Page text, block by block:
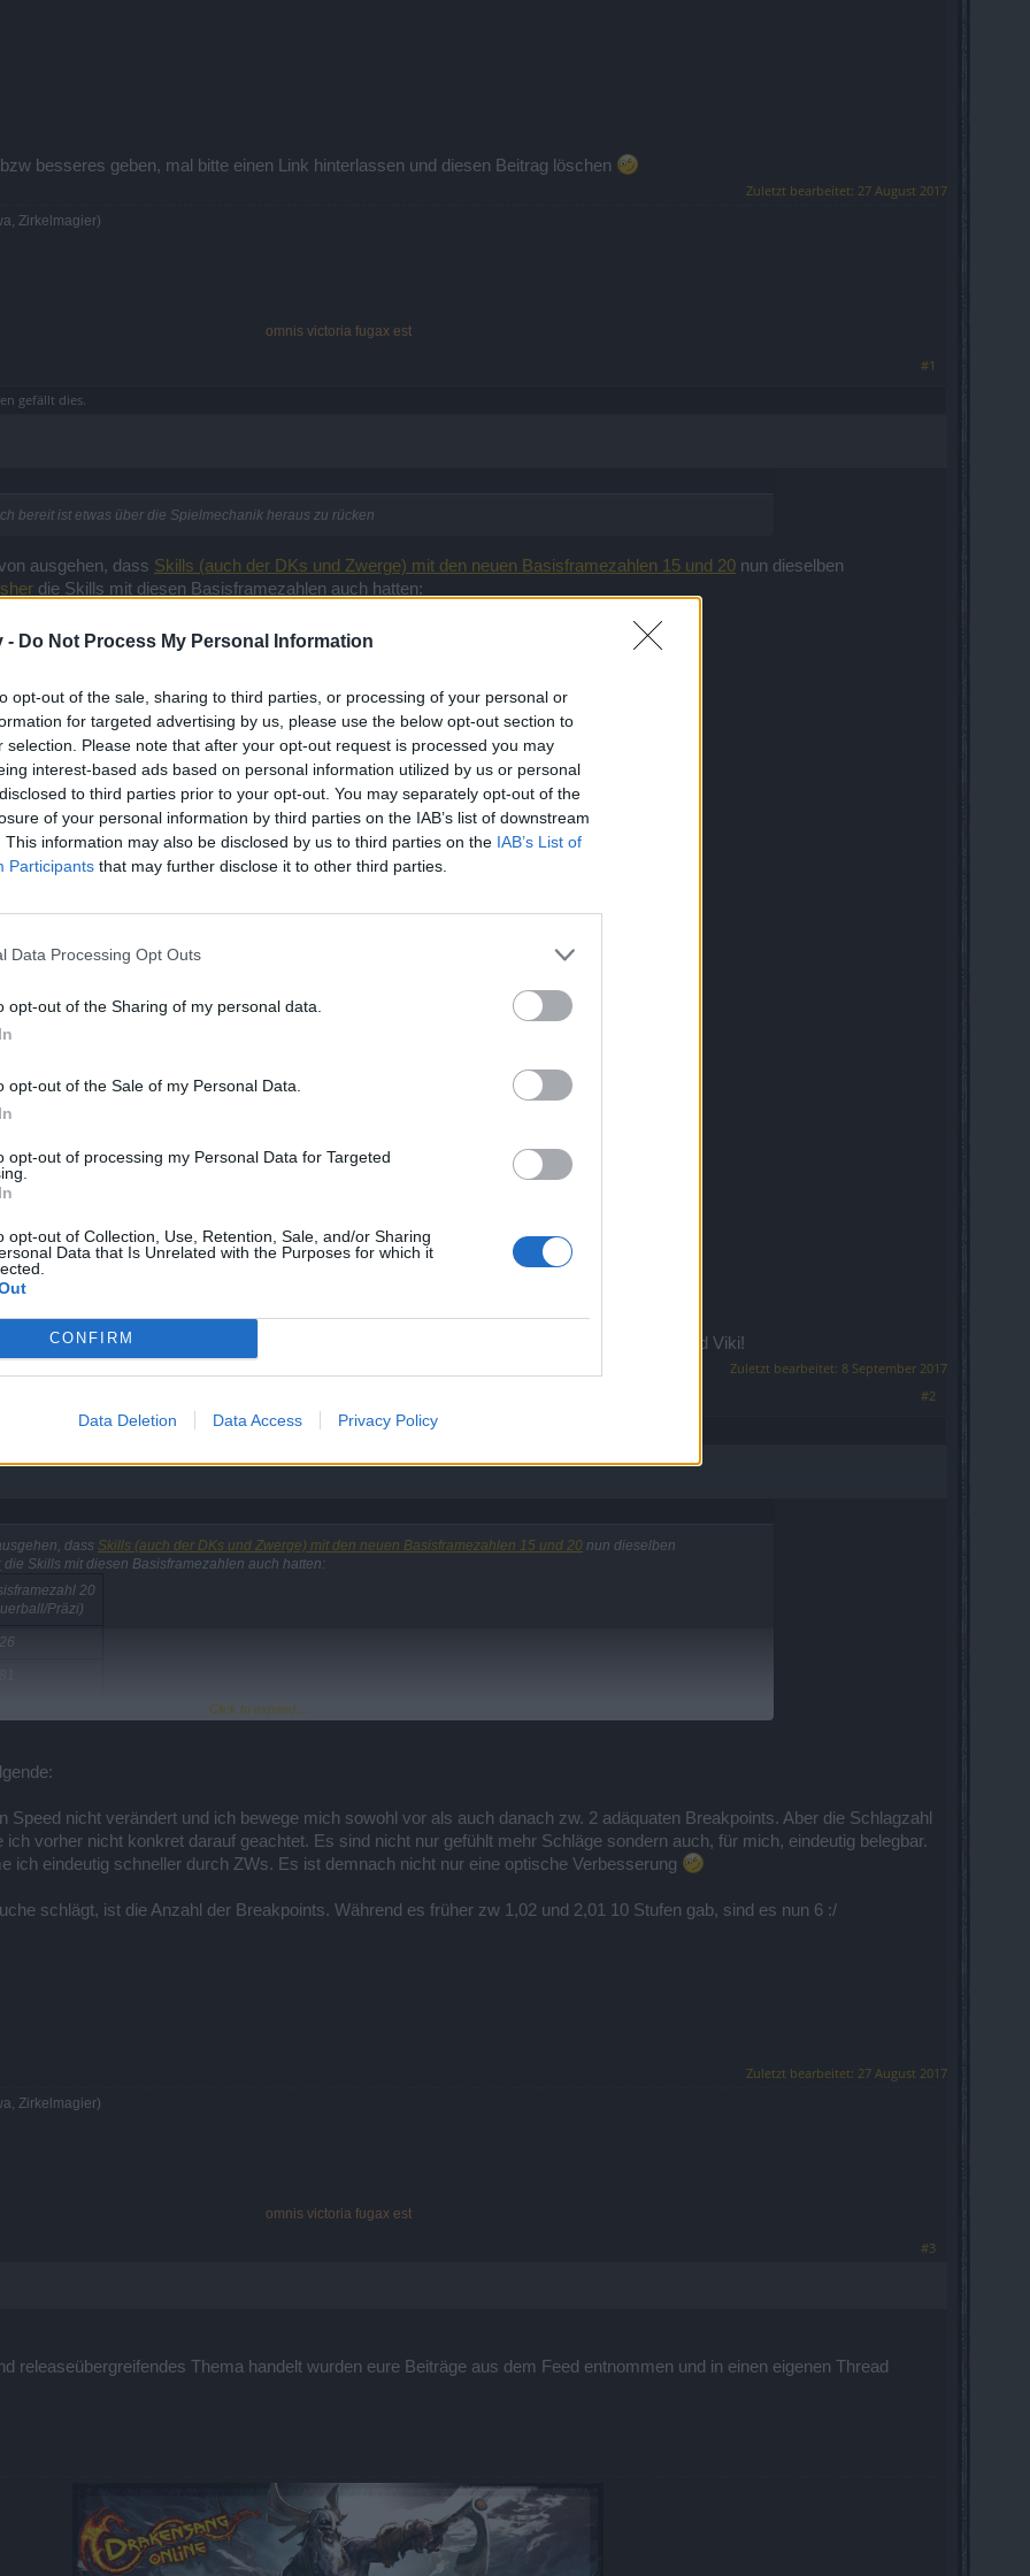
- Do Not Process My Personal Information
opt-out of the sale, sharing to third parties, or processing of your personal or
for targeted advertising by us, please use the below opt-out section to
selection. Please note that after your opt-out request is processed you may
interest-based ads based on personal information utilized by us or personal
to third parties prior to your opt-out. You may separately opt-out of the
of your personal information by third parties on the IAB’s list of downstream
This information may also be disclosed by us to third parties on the IAB’s List of
Participants that may further disclose it to other third parties.
Data Processing Opt Outs
opt-out of the Sharing of my personal data.
opt-out of the Sale of my Personal Data.
opt-out of processing my Personal Data for Targeted
opt-out of Collection, Use, Retention, Sale, and/or Sharing
Data that Is Unrelated with the Purposes for which it
CONFIRM
Data Deletion Data Access Privacy Policy
besseres geben, mal bitte einen Link hinterlassen und diesen Beitrag löschen
Zuletzt bearbeitet: 27 August 2017
Zirkelmagier)
omnis victoria fugax est
#1
gefällt dies.
bereit ist etwas über die Spielmechanik heraus zu rücken
ausgehen, dass Skills (auch der DKs und Zwerge) mit den neuen Basisframezahlen 15 und 20 nun dieselben
die Skills mit diesen Basisframezahlen auch hatten:
(Feuerball/Präzi)
1,081
1,143
1,212
1,290
1,600
1,739
2,105
2,667
3,636
mit Basisframezahl 15 auch in etwa mit Euren Beobachtungen.
Hintergrundwissen und Verständnis ;-) selbst berechnet von Wigger - Danke an ihn und Viki!
Zuletzt bearbeitet: 8 September 2017
#2
dass Skills (auch der DKs und Zwerge) mit den neuen Basisframezahlen 15 und 20 nun dieselben
die Skills mit diesen Basisframezahlen auch hatten:
20
Präzi)
Click to expand...
Speed nicht verändert und ich bewege mich sowohl vor als auch danach zw. 2 adäquaten Breakpoints. Aber die Schlagzahl
vorher nicht konkret darauf geachtet. Es sind nicht nur gefühlt mehr Schläge sondern auch, für mich, eindeutig belegbar.
ich eindeutig schneller durch ZWs. Es ist demnach nicht nur eine optische Verbesserung
schlägt, ist die Anzahl der Breakpoints. Während es früher zw 1,02 und 2,01 10 Stufen gab, sind es nun 6 :/
Zuletzt bearbeitet: 27 August 2017
Zirkelmagier)
omnis victoria fugax est
#3
releaseübergreifendes Thema handelt wurden eure Beiträge aus dem Feed entnommen und in einen eigenen Thread